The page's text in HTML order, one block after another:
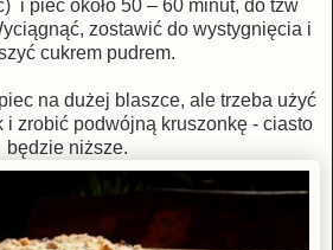
i piec około 50 – 60 minut, do tzw
zostawić do wystygnięcia i
cukrem pudrem.
na dużej blaszce, ale trzeba użyć
zrobić podwójną kruszonkę - ciasto
będzie niższe.